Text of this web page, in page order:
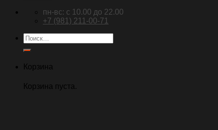
пн-вс: c 10.00 до 22.00
+7 (981) 211-00-71
Искать:
Корзина
Корзина пуста.